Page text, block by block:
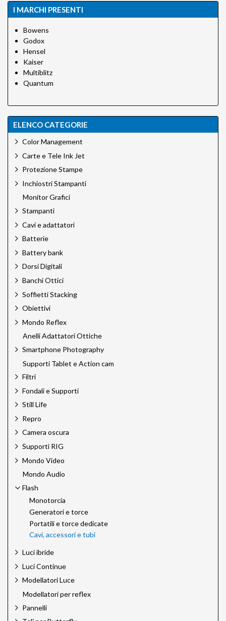
I MARCHI PRESENTI
Bowens
Godox
Hensel
Kaiser
Multiblitz
Quantum
ELENCO CATEGORIE
Color Management
Carte e Tele Ink Jet
Protezione Stampe
Inchiostri Stampanti
Monitor Grafici
Stampanti
Cavi e adattatori
Batterie
Battery bank
Dorsi Digitali
Banchi Ottici
Soffietti Stacking
Obiettivi
Mondo Reflex
Anelli Adattatori Ottiche
Smartphone Photography
Supporti Tablet e Action cam
Filtri
Fondali e Supporti
Still Life
Repro
Camera oscura
Supporti RIG
Mondo Video
Mondo Audio
Flash
Monotorcia
Generatori e torce
Portatili e torce dedicate
Cavi, accessori e tubi
Luci ibride
Luci Continue
Modellatori Luce
Modellatori per reflex
Pannelli